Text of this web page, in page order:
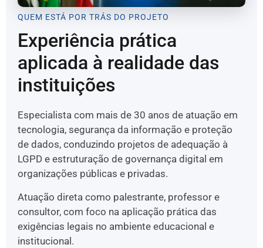
QUEM ESTÁ POR TRÁS DO PROJETO
Experiência prática
aplicada à realidade das
instituições
Especialista com mais de 30 anos de atuação em
tecnologia, segurança da informação e proteção
de dados, conduzindo projetos de adequação à
LGPD e estruturação de governança digital em
organizações públicas e privadas.
Atuação direta como palestrante, professor e
consultor, com foco na aplicação prática das
exigências legais no ambiente educacional e
institucional.